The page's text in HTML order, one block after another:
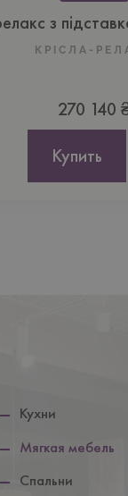
з
КРІСЛА-
270 140
Купить
Кухни
Мягкая мебель
Спальни